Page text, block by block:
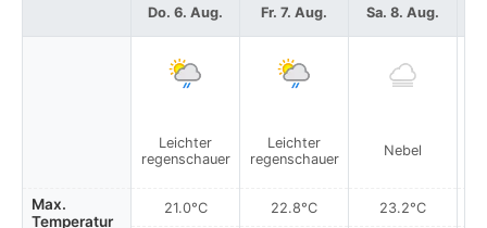
Max.
Temperatur
Do. 6. Aug.
Leichter
regenschauer
21.0°C
Fr. 7. Aug.
Leichter
regenschauer
22.8°C
Sa. 8. Aug.
Nebel
23.2°C